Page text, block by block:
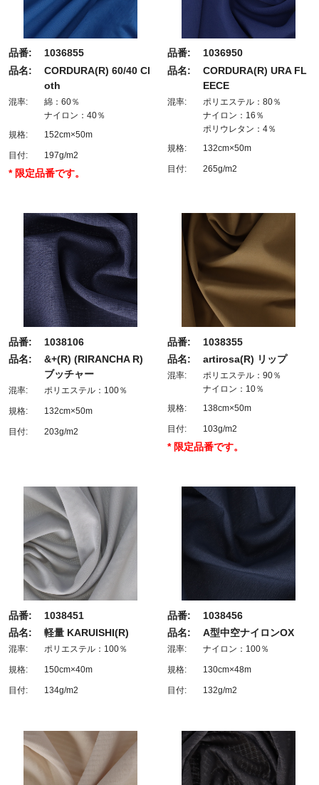
品番:
1036855
品名:
CORDURA(R) 60/40 Cl
oth
混率:
綿：60％
ナイロン：40％
規格:
152cm×50m
目付: 197g/m2
* 限定品番です。
品番:
1036950
品名:
CORDURA(R) URA FL
EECE
混率:
ポリエステル：80％
ナイロン：16％
ポリウレタン：4％
規格:
132cm×50m
目付: 265g/m2
品番:
1038106
品名:
&+(R) (RIRANCHA R)
ブッチャー
混率: ポリエステル：100％
規格: 132cm×50m
目付: 203g/m2
品番:
1038355
品名:
artirosa(R) リップ
混率:
ポリエステル：90％
ナイロン：10％
規格:
138cm×50m
目付: 103g/m2
* 限定品番です。
品番:
1038451
品名:
軽量 KARUISHI(R)
混率: ポリエステル：100％
規格: 150cm×40m
目付: 134g/m2
品番:
1038456
品名:
A型中空ナイロンOX
混率: ナイロン：100％
規格: 130cm×48m
目付: 132g/m2